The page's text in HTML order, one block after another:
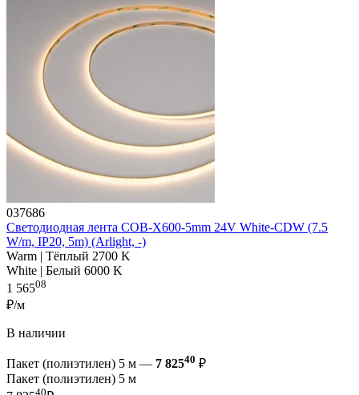
037686
Светодиодная лента COB-X600-5mm 24V White-CDW (7.5
W/m, IP20, 5m) (Arlight, -)
Warm | Тёплый 2700 K
White | Белый 6000 K
1 56508
₽/м
В наличии
Пакет (полиэтилен) 5 м — 7 82540 ₽
Пакет (полиэтилен) 5 м
40